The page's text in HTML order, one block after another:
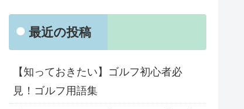
最近の投稿
【知っておきたい】ゴルフ初心者必
見！ゴルフ用語集